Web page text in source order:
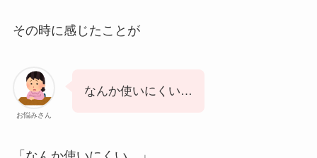
その時に感じたことが
お悩みさん
なんか使いにくい…